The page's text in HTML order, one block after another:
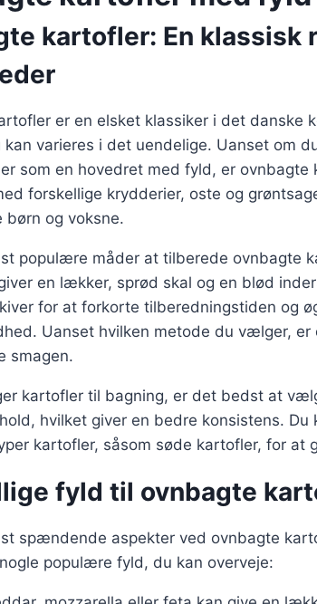
kartofler: En klassisk
er en elsket klassiker i det danske
varieres i det uendelige. Uanset om
som en hovedret med fyld, er ovnbagte
forskellige krydderier, oste og
børn og voksne.
populære måder at tilberede ovnbagte
en lækker, sprød skal og en blød
for at forkorte tilberedningstiden og
Uanset hvilken metode du vælger,
smagen.
kartofler til bagning, er det bedst at
hvilket giver en bedre konsistens. Du
kartofler, såsom søde kartofler, for at
fyld til ovnbagte
spændende aspekter ved ovnbagte
populære fyld, du kan overveje: